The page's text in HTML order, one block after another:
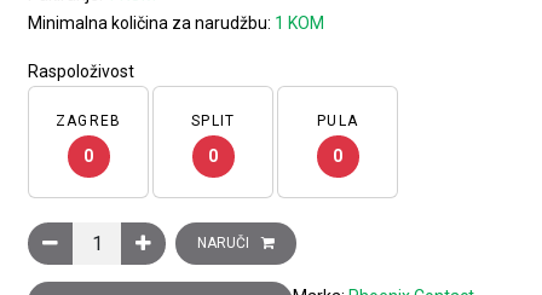
Minimalna količina za narudžbu: 1 KOM
Raspoloživost
ZAGREB
0
SPLIT
0
PULA
0
Kliješta za rezanje kratkospojnika, tip: CUTFOX-FBS količina
NARUČI